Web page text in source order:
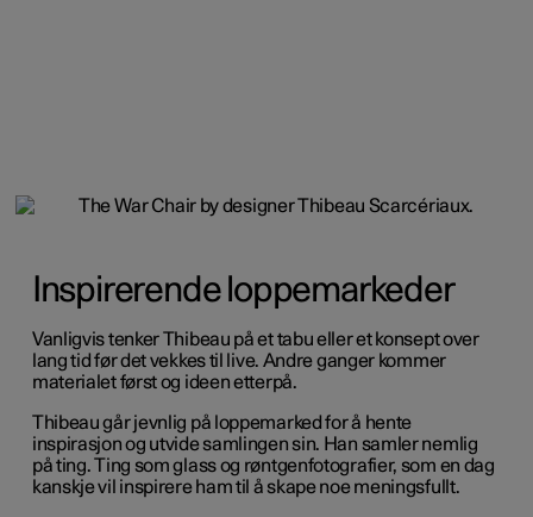
Inspirerende loppemarkeder
Vanligvis tenker Thibeau på et tabu eller et konsept over
lang tid før det vekkes til live. Andre ganger kommer
materialet først og ideen etterpå.
Thibeau går jevnlig på loppemarked for å hente
inspirasjon og utvide samlingen sin. Han samler nemlig
på ting. Ting som glass og røntgenfotografier, som en dag
kanskje vil inspirere ham til å skape noe meningsfullt.